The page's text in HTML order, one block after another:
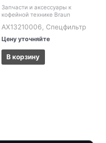
Запчасти и аксессуары к
кофейной технике Braun
AX13210006, Спецфильтр
Цену уточняйте
В корзину